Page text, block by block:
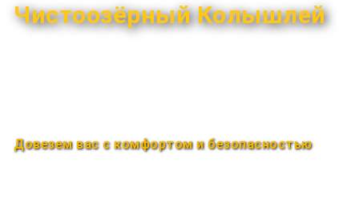
Чистоозёрный Колышлей
Довезем вас с комфортом и безопасностью